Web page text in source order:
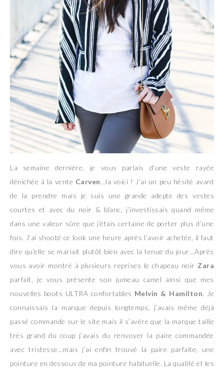
La semaine dernière, je vous parlais d’une veste rayée
dénichée à la vente Carven…la voici ! J’ai un peu hésité avant
de la prendre mais je suis une grande adepte des vestes
courtes et avec du noir & blanc, j’investissais quand même
dans une valeur sûre que j’étais certaine de porter plus d’une
fois. J’ai shooté ce look une heure après l’avoir achetée, il faut
dire qu’elle se mariait plutôt bien avec la tenue du jour…Après
vous avoir montré à plusieurs reprises le chapeau noir Zara
parfait, je vous présente son jumeau camel ainsi que mes
nouvelles boots ULTRA confortables Melvin & Hamilton. Je
connaissais la marque depuis longtemps, j’avais même déjà
passé commande sur le site mais il s’avère que la marque taille
très grand du coup j’avais du renvoyer la paire commandée
avec tristesse…mais j’ai enfin trouvé la paire parfaite, une
pointure en dessous de ma pointure habituelle. La qualité et les